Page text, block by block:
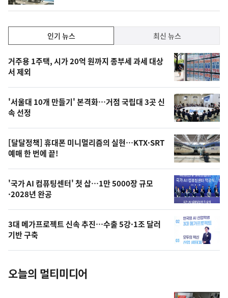
기,
최
신,
오
늘
의
영
상
오
의
사
진
인기 뉴스 최신 뉴스
인
기
뉴
스
거주용 1주택, 시가 20억 원까지 종부세 과세 대상
서 제외
'서울대 10개 만들기' 본격화…거점 국립대 3곳 신
속 선정
[달달정책] 휴대폰 미니멀리즘의 실현…KTX·SRT
예매 한 번에 끝!
'국가 AI 컴퓨팅센터' 첫 삽…1만 5000장 규모
·2028년 완공
3대 메가프로젝트 신속 추진…수출 5강·1조 달러
기반 구축
오늘의 멀티미디어